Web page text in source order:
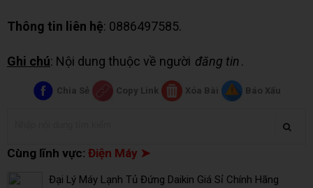
Thông tin liên hệ: 0886497585.
Ghi chú: Nội dung thuộc về người đăng tin.
Chia Sẻ Copy Link Xóa Bài Báo Xấu
Cùng lĩnh vực: Điện Máy ➤
Đại Lý Máy Lạnh Tủ Đứng Daikin Giá Sỉ Chính Hãng